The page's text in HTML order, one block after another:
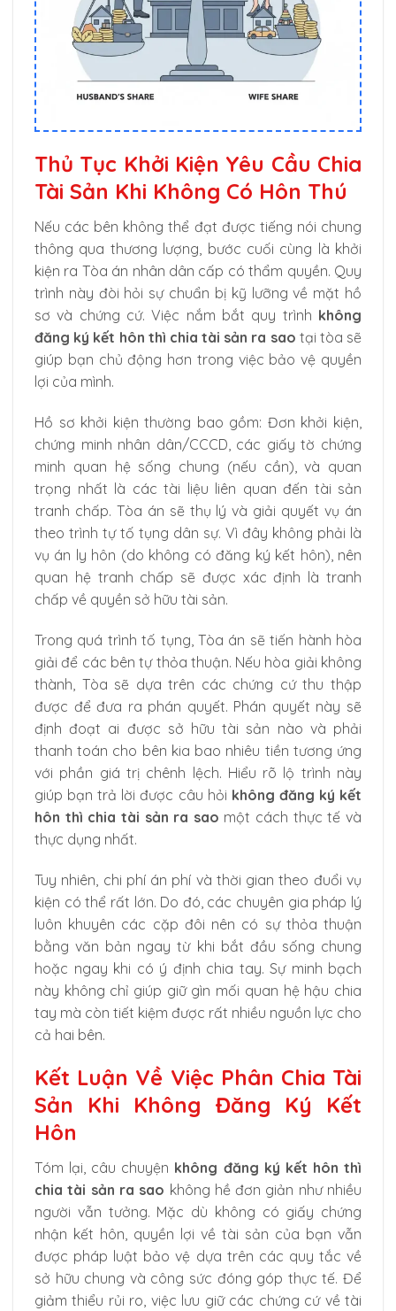
Thủ Tục Khởi Kiện Yêu Cầu Chia
Tài Sản Khi Không Có Hôn Thú
Nếu các bên không thể đạt được tiếng nói chung
thông qua thương lượng, bước cuối cùng là khởi
kiện ra Tòa án nhân dân cấp có thẩm quyền. Quy
trình này đòi hỏi sự chuẩn bị kỹ lưỡng về mặt hồ
sơ và chứng cứ. Việc nắm bắt quy trình không
đăng ký kết hôn thì chia tài sản ra sao tại tòa sẽ
giúp bạn chủ động hơn trong việc bảo vệ quyền
lợi của mình.
Hồ sơ khởi kiện thường bao gồm: Đơn khởi kiện,
chứng minh nhân dân/CCCD, các giấy tờ chứng
minh quan hệ sống chung (nếu cần), và quan
trọng nhất là các tài liệu liên quan đến tài sản
tranh chấp. Tòa án sẽ thụ lý và giải quyết vụ án
theo trình tự tố tụng dân sự. Vì đây không phải là
vụ án ly hôn (do không có đăng ký kết hôn), nên
quan hệ tranh chấp sẽ được xác định là tranh
chấp về quyền sở hữu tài sản.
Trong quá trình tố tụng, Tòa án sẽ tiến hành hòa
giải để các bên tự thỏa thuận. Nếu hòa giải không
thành, Tòa sẽ dựa trên các chứng cứ thu thập
được để đưa ra phán quyết. Phán quyết này sẽ
định đoạt ai được sở hữu tài sản nào và phải
thanh toán cho bên kia bao nhiêu tiền tương ứng
với phần giá trị chênh lệch. Hiểu rõ lộ trình này
giúp bạn trả lời được câu hỏi không đăng ký kết
hôn thì chia tài sản ra sao một cách thực tế và
thực dụng nhất.
Tuy nhiên, chi phí án phí và thời gian theo đuổi vụ
kiện có thể rất lớn. Do đó, các chuyên gia pháp lý
luôn khuyên các cặp đôi nên có sự thỏa thuận
bằng văn bản ngay từ khi bắt đầu sống chung
hoặc ngay khi có ý định chia tay. Sự minh bạch
này không chỉ giúp giữ gìn mối quan hệ hậu chia
tay mà còn tiết kiệm được rất nhiều nguồn lực cho
cả hai bên.
Kết Luận Về Việc Phân Chia Tài
Sản Khi Không Đăng Ký Kết
Hôn
Tóm lại, câu chuyện không đăng ký kết hôn thì
chia tài sản ra sao không hề đơn giản như nhiều
người vẫn tưởng. Mặc dù không có giấy chứng
nhận kết hôn, quyền lợi về tài sản của bạn vẫn
được pháp luật bảo vệ dựa trên các quy tắc về
sở hữu chung và công sức đóng góp thực tế. Để
giảm thiểu rủi ro, việc lưu giữ các chứng cứ về tài